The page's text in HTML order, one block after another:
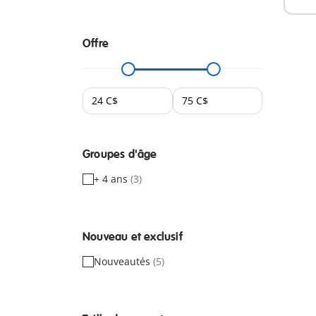
Offre
Groupes d'âge
+ 4 ans (3)
Nouveau et exclusif
Nouveautés (5)